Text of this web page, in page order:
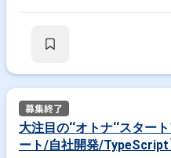
員として、プロダクトの要件定義
し、ユーザーインターフェース（
マーサクセス（CS）、PO、開発
のレビューを行います。 （この過
るため、課題があればそれを改善
大注目の‘‘オトナ‘‘スタ
ート/自社開発/TypeScript